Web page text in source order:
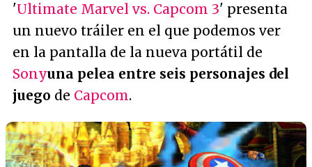
'Ultimate Marvel vs. Capcom 3' presenta
un nuevo tráiler en el que podemos ver
en la pantalla de la nueva portátil de
Sonyuna pelea entre seis personajes del
juego de Capcom.